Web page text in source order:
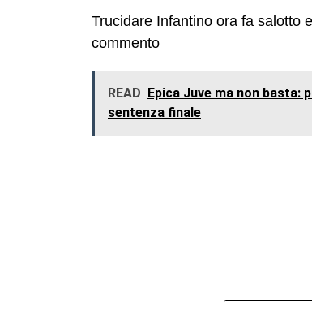
Trucidare Infantino ora fa salotto
commento
READ Epica Juve ma non basta:
sentenza finale